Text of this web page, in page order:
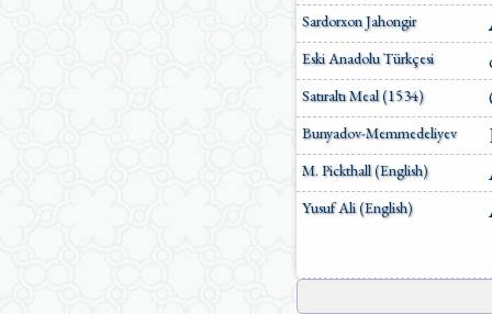
Sardorxon Jahongir
Eski Anadolu Türkçesi
Satıraltı Meal (1534)
Bunyadov-Memmedeliyev
M. Pickthall (English)
Yusuf Ali (English)